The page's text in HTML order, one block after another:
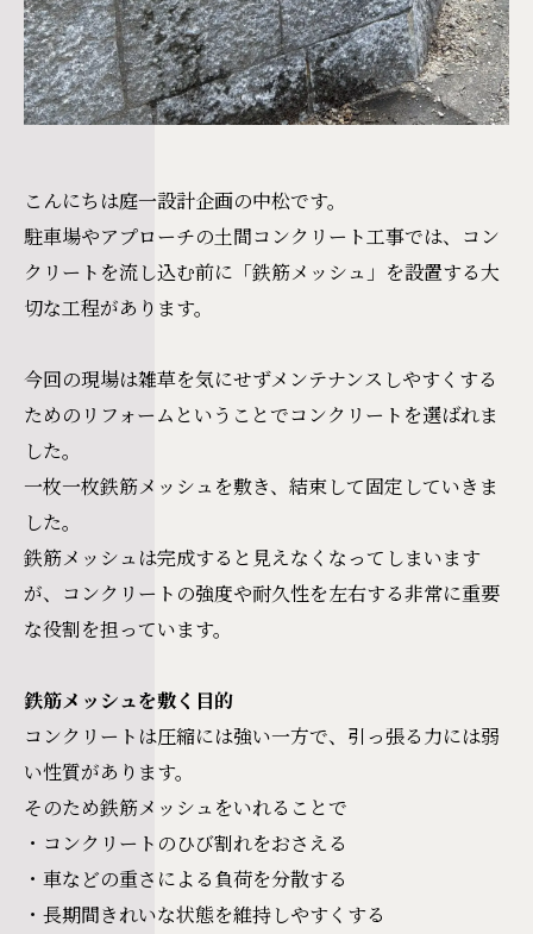
こんにちは庭一設計企画の中松です。
駐車場やアプローチの土間コンクリート工事では、コン
クリートを流し込む前に「鉄筋メッシュ」を設置する大
切な工程があります。
今回の現場は雑草を気にせずメンテナンスしやすくする
ためのリフォームということでコンクリートを選ばれま
した。
一枚一枚鉄筋メッシュを敷き、結束して固定していきま
した。
鉄筋メッシュは完成すると見えなくなってしまいます
が、コンクリートの強度や耐久性を左右する非常に重要
な役割を担っています。
鉄筋メッシュを敷く目的
コンクリートは圧縮には強い一方で、引っ張る力には弱
い性質があります。
そのため鉄筋メッシュをいれることで
・コンクリートのひび割れをおさえる
・車などの重さによる負荷を分散する
・長期間きれいな状態を維持しやすくする